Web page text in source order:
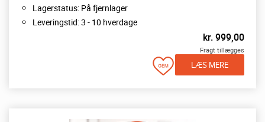
Lagerstatus: På fjernlager
Leveringstid: 3 - 10 hverdage
kr.999,00
Fragt tillægges
LÆS MERE